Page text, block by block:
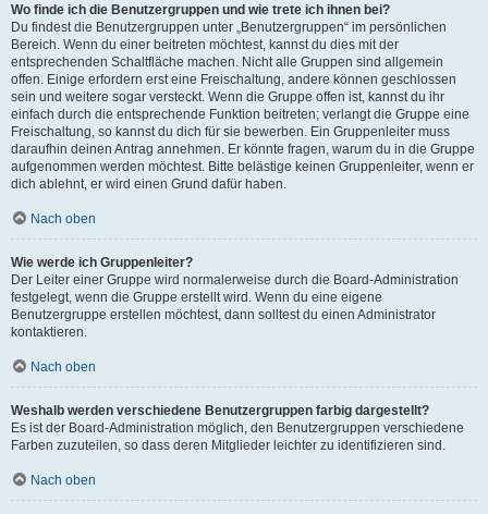
Wo finde ich die Benutzergruppen und wie trete ich ihnen bei?
Du findest die Benutzergruppen unter „Benutzergruppen“ im persönlichen
Bereich. Wenn du einer beitreten möchtest, kannst du dies mit der
entsprechenden Schaltfläche machen. Nicht alle Gruppen sind allgemein
offen. Einige erfordern erst eine Freischaltung, andere können geschlossen
sein und weitere sogar versteckt. Wenn die Gruppe offen ist, kannst du ihr
einfach durch die entsprechende Funktion beitreten; verlangt die Gruppe eine
Freischaltung, so kannst du dich für sie bewerben. Ein Gruppenleiter muss
daraufhin deinen Antrag annehmen. Er könnte fragen, warum du in die Gruppe
aufgenommen werden möchtest. Bitte belästige keinen Gruppenleiter, wenn er
dich ablehnt, er wird einen Grund dafür haben.
Nach oben
Wie werde ich Gruppenleiter?
Der Leiter einer Gruppe wird normalerweise durch die Board-Administration
festgelegt, wenn die Gruppe erstellt wird. Wenn du eine eigene
Benutzergruppe erstellen möchtest, dann solltest du einen Administrator
kontaktieren.
Nach oben
Weshalb werden verschiedene Benutzergruppen farbig dargestellt?
Es ist der Board-Administration möglich, den Benutzergruppen verschiedene
Farben zuzuteilen, so dass deren Mitglieder leichter zu identifizieren sind.
Nach oben